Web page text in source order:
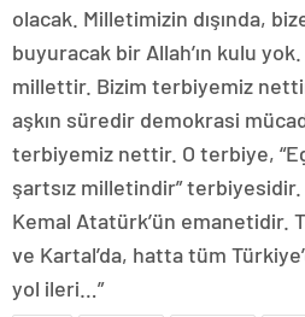
olacak. Milletimizin dışında,
buyuracak bir Allah’ın kulu
millettir. Bizim terbiyemiz
aşkın süredir demokrasi
terbiyemiz nettir. O terbiye,
şartsız milletindir”
Kemal Atatürk’ün emanetidir.
ve Kartal’da, hatta tüm
yol ileri…”